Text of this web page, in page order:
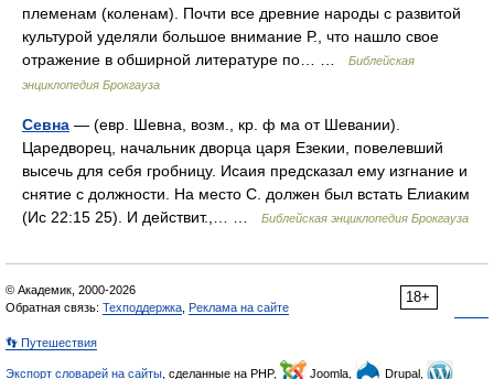
племенам (коленам). Почти все древние народы с развитой
культурой уделяли большое внимание Р., что нашло свое
отражение в обширной литературе по… …
Библейская
энциклопедия Брокгауза
Севна — (евр. Шевна, возм., кр. ф ма от Шевании).
Царедворец, начальник дворца царя Езекии, повелевший
высечь для себя гробницу. Исаия предсказал ему изгнание и
снятие с должности. На место С. должен был встать Елиаким
(Ис 22:15 25). И действит.,… …
Библейская энциклопедия Брокгауза
18+
© Академик, 2000-2026
Обратная связь: Техподдержка Реклама на сайте
👣 Путешествия
Экспорт словарей на сайты , сделанные на PHP, Joomla,
Drupal,